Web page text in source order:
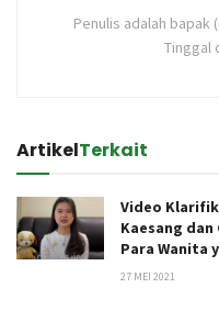
Penulis adalah bapak
Tinggal
ArtikelTerkait
Video
Kaesang
Para Wanita
27 MEI 2021